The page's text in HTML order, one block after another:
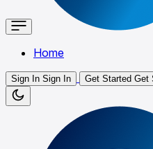
Home
Sign In Sign In Get Started Get